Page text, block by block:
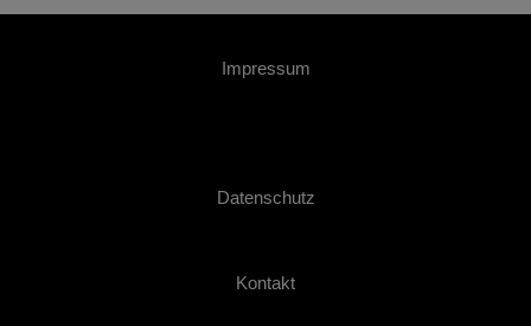
Impressum
Datenschutz
Kontakt